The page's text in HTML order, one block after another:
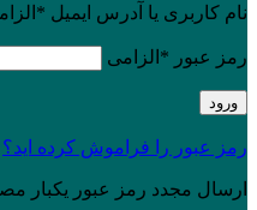
نام کاربری یا آدرس ایمیل *
رمز عبور * الزامی
ورود
رمز عبور را فراموش کرده اید؟
ارسال مجدد رمز عبور یکبار